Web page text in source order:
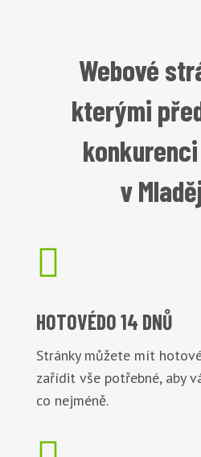
Webové
kterými
v

HOTOVÉDO 14 DNŮ
Stránky můžete mít
zařídit vše potřebné, aby
co nejméně.